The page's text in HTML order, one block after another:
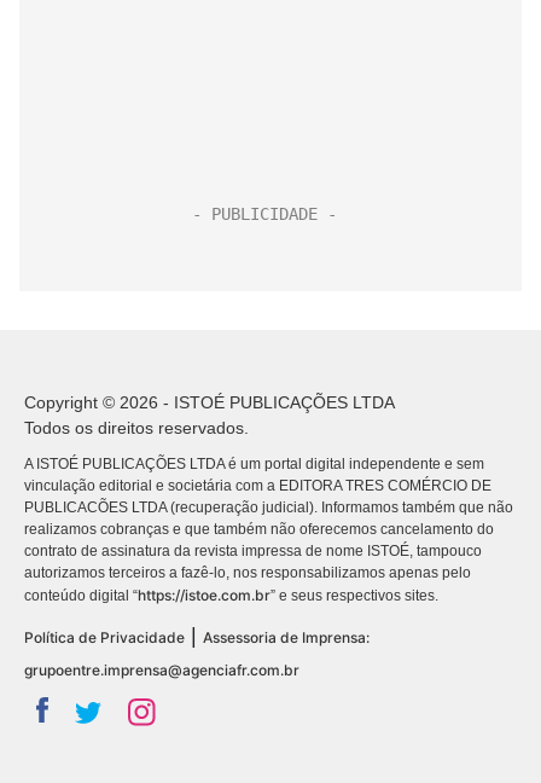
Copyright © 2026 - ISTOÉ PUBLICAÇÕES LTDA
Todos os direitos reservados.
A ISTOÉ PUBLICAÇÕES LTDA é um portal digital independente e sem
vinculação editorial e societária com a EDITORA TRES COMÉRCIO DE
PUBLICACÕES LTDA (recuperação judicial). Informamos também que não
realizamos cobranças e que também não oferecemos cancelamento do
contrato de assinatura da revista impressa de nome ISTOÉ, tampouco
autorizamos terceiros a fazê-lo, nos responsabilizamos apenas pelo
conteúdo digital “https://istoe.com.br” e seus respectivos sites.
Política de Privacidade
Assessoria de Imprensa:
grupoentre.imprensa@agenciafr.com.br